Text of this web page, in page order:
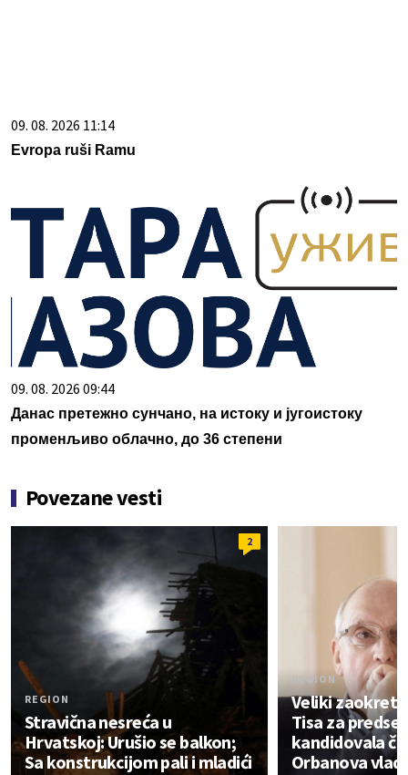
09. 08. 2026 11:14
Evropa ruši Ramu
09. 08. 2026 09:44
Данас претежно сунчано, на истоку и југоистоку
променљиво облачно, до 36 степени
Povezane vesti
2
REGION
Stravična nesreća u
Hrvatskoj: Urušio se balkon;
Sa konstrukcijom pali i mladići
REGION
Veliki zaokret
Tisa za
kandidovala
Orbanova